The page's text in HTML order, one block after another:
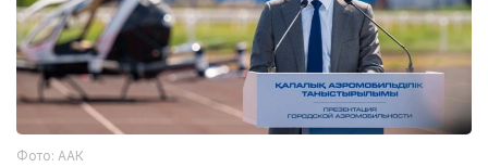
Фото: ААК